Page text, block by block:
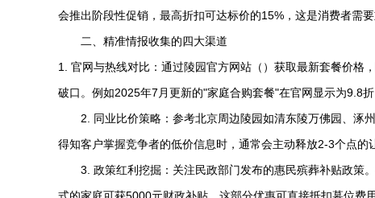
会推出阶段性促销，最高折扣可达标价的15%，这是消费者需要
二、精准情报收集的四大渠道
1. 官网与热线对比：通过陵园官方网站（）获取最新套餐价格
破口。例如2025年7月更新的"家庭合购套餐"在官网显示为9.8
2. 同业比价策略：参考北京周边陵园如清东陵万佛园 、涿
得知客户掌握竞争者的低价信息时，通常会主动释放2-3个点的
3. 政策红利挖掘：关注民政部门发布的惠民殡葬补贴政策